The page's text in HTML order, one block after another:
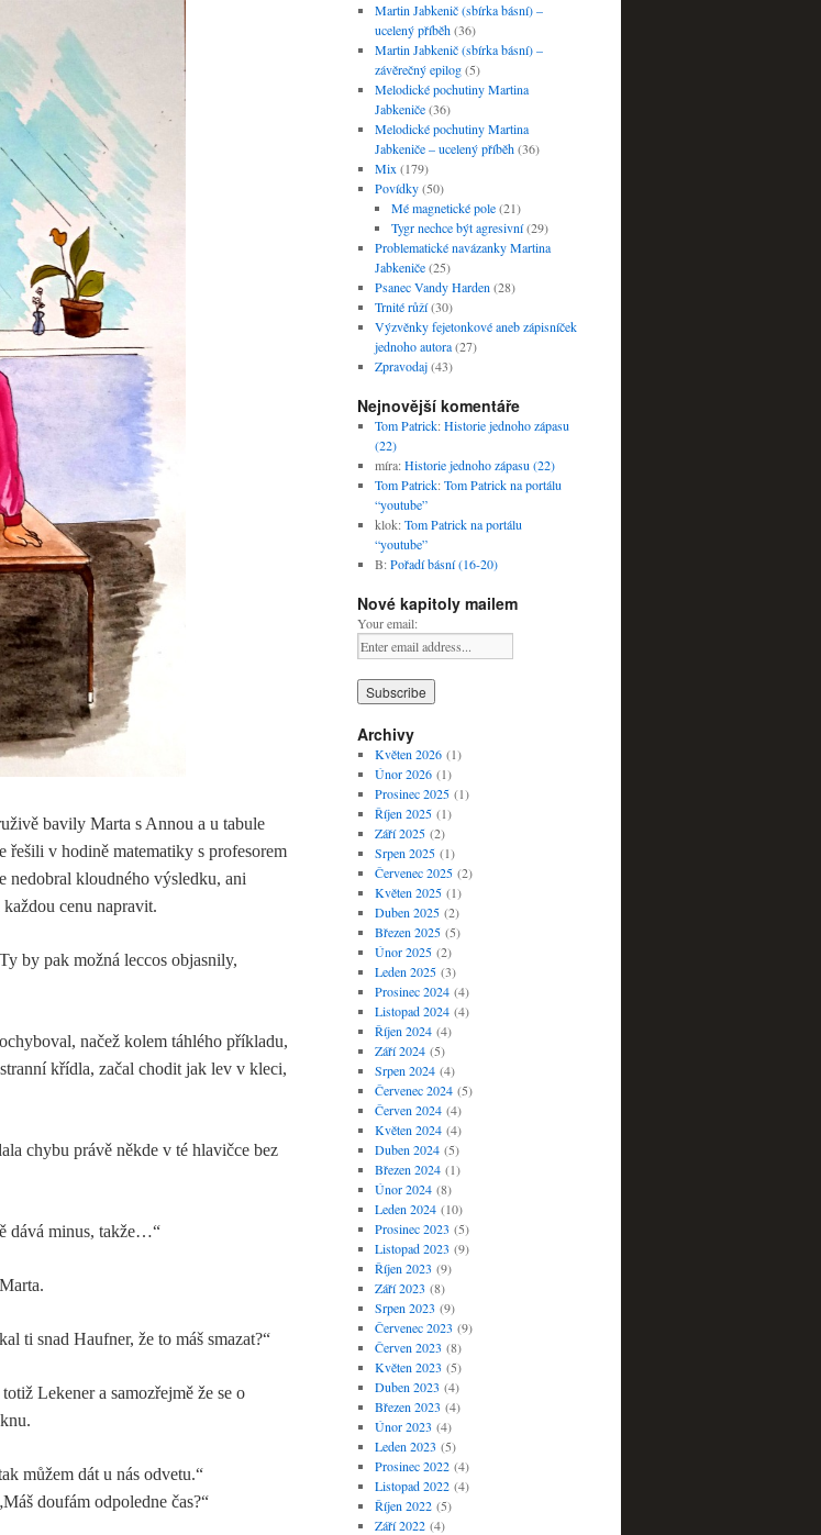
bavily Marta s Annou a u tabule
řešili v hodině matematiky s profesorem
nedobral kloudného výsledku, ani
cenu napravit.
by pak možná leccos objasnily,
načež kolem táhlého příkladu,
křídla, začal chodit jak lev v kleci,
chybu právě někde v té hlavičce bez
dává minus, takže…“
ti snad Haufner, že to máš smazat?“
Lekener a samozřejmě že se o
můžem dát u nás odvetu.“
doufám odpoledne čas?“
Martin Jabkenič (sbírka básní) –
ucelený příběh(36)
Martin Jabkenič (sbírka básní) –
závěrečný epilog(5)
Melodické pochutiny Martina
Jabkeniče(36)
Melodické pochutiny Martina
Jabkeniče – ucelený příběh(36)
Mix (179)
Povídky(50)
Mé magnetické pole(21)
Tygr nechce být agresivní(29)
Problematické navázanky Martina
Jabkeniče(25)
Psanec Vandy Harden (28)
Trnité růží(30)
Výzvěnky fejetonkové aneb zápisníček
jednoho autora(27)
Zpravodaj(43)
Nejnovější komentáře
Tom Patrick:Historie jednoho zápasu
(22)
míra:Historie jednoho zápasu (22)
Tom Patrick:Tom Patrick na portálu
“youtube”
klok:Tom Patrick na portálu
“youtube”
B:Pořadí básní (16-20)
Nové kapitoly mailem
Your email:
Archivy
Květen 2026(1)
Únor 2026(1)
Prosinec 2025(1)
Říjen 2025(1)
Září 2025(2)
Srpen 2025(1)
Červenec 2025(2)
Květen 2025(1)
Duben 2025(2)
Březen 2025(5)
Únor 2025(2)
Leden 2025(3)
Prosinec 2024(4)
Listopad 2024(4)
Říjen 2024(4)
Září 2024(5)
Srpen 2024(4)
Červenec 2024(5)
Červen 2024(4)
Květen 2024(4)
Duben 2024(5)
Březen 2024(1)
Únor 2024(8)
Leden 2024(10)
Prosinec 2023 (5)
Listopad 2023 (9)
Říjen 2023 (9)
Září 2023 (8)
Srpen 2023 (9)
Červenec 2023 (9)
Červen 2023 (8)
Květen 2023 (5)
Duben 2023 (4)
Březen 2023 (4)
Únor 2023 (4)
Leden 2023 (5)
Prosinec 2022(4)
Listopad 2022(4)
Říjen 2022(5)
Září 2022(4)